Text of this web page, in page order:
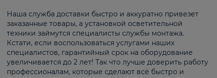
Наша служба доставки быстро и аккуратно привезет
заказанные товары, а установкой осветительной
техники займутся специалисты службы монтажа.
Кстати, если воспользоваться услугами наших
специалистов, гарантийный срок на оборудование
увеличивается до 2 лет! Так что лучше доверить работу
профессионалам, которые сделают всё быстро и